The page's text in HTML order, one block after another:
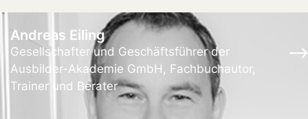
Andreas Eiling
Gesellschafter und Geschäftsführer der
Ausbilder-Akademie GmbH, Fachbuchautor,
Trainer und Berater